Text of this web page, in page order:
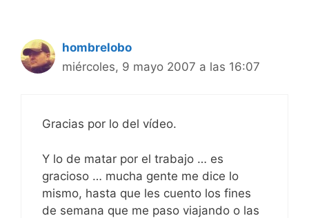
hombrelobo
miércoles, 9 mayo 2007 a las 16:07
Gracias por lo del vídeo.
Y lo de matar por el trabajo … es
gracioso … mucha gente me dice lo
mismo, hasta que les cuento los fines
de semana que me paso viajando o las